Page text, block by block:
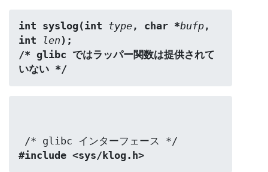
int syslog(int type, char *bufp,
int
len);
/* glibc ではラッパー関数は提供されて
いない */
#include <sys/klog.h>